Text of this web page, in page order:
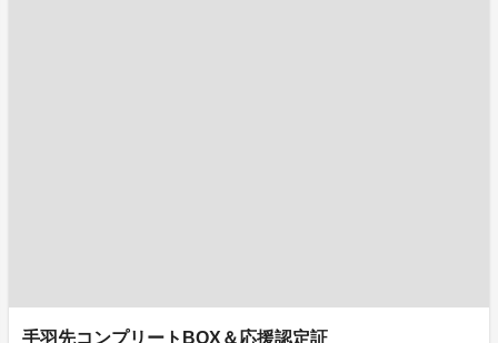
手羽先コンプリートBOX＆応援認定証